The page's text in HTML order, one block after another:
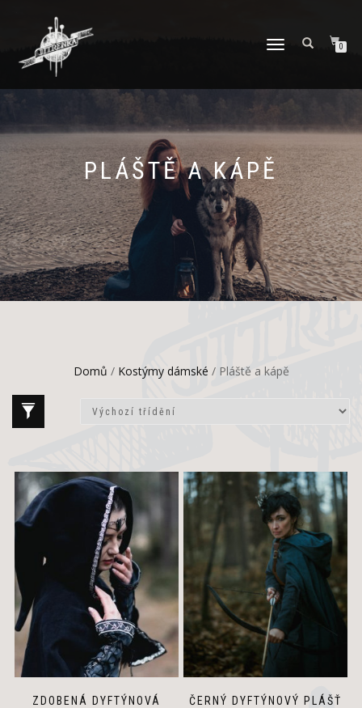
PŘEPNOUT
0
PLÁŠTĚ A KÁPĚ
Domů / Kostýmy dámské / Pláště a kápě
ZDOBENÁ DYFTÝNOVÁ
ČERNÝ DYFTÝNOVÝ PLÁŠŤ